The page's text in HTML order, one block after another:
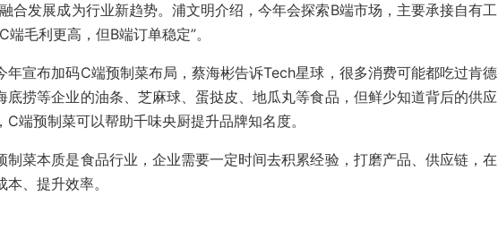
合发展成为行业新趋势。浦文明介绍，今年会探索B端市场，主要承接自有工
端毛利更高，但B端订单稳定”。
年宣布加码C端预制菜布局，蔡海彬告诉Tech星球，很多消费可能都吃过肯德
底捞等企业的油条、芝麻球、蛋挞皮、地瓜丸等食品，但鲜少知道背后的供应
C端预制菜可以帮助千味央厨提升品牌知名度。
制菜本质是食品行业，企业需要一定时间去积累经验，打磨产品、供应链，在
、提升效率。